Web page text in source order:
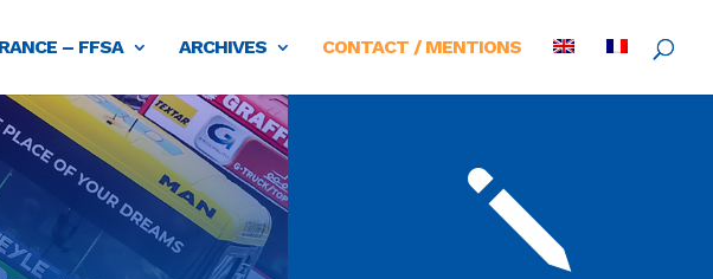
– FFSA ARCHIVES CONTACT / MENTIONS
j